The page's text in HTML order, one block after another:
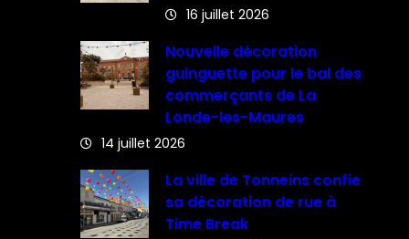
16 juillet 2026
Nouvelle décoration
guinguette pour le bal des
commerçants de La
Londe-les-Maures
14 juillet 2026
La ville de Tonneins confie
sa décoration de rue à
Time Break